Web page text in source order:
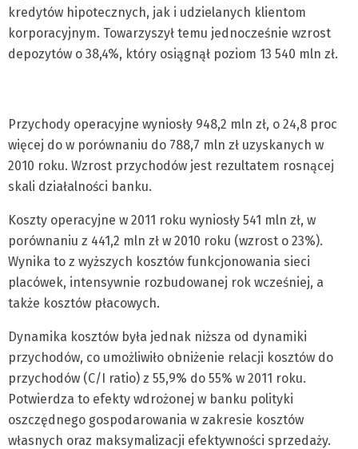
kredytów hipotecznych, jak i udzielanych klientom
korporacyjnym. Towarzyszył temu jednocześnie wzrost
depozytów o 38,4%, który osiągnął poziom 13 540 mln zł.
Przychody operacyjne wyniosły 948,2 mln zł, o 24,8 proc
więcej do w porównaniu do 788,7 mln zł uzyskanych w
2010 roku. Wzrost przychodów jest rezultatem rosnącej
skali działalności banku.
Koszty operacyjne w 2011 roku wyniosły 541 mln zł, w
porównaniu z 441,2 mln zł w 2010 roku (wzrost o 23%).
Wynika to z wyższych kosztów funkcjonowania sieci
placówek, intensywnie rozbudowanej rok wcześniej, a
także kosztów płacowych.
Dynamika kosztów była jednak niższa od dynamiki
przychodów, co umożliwiło obniżenie relacji kosztów do
przychodów (C/I ratio) z 55,9% do 55% w 2011 roku.
Potwierdza to efekty wdrożonej w banku polityki
oszczędnego gospodarowania w zakresie kosztów
własnych oraz maksymalizacji efektywności sprzedaży.